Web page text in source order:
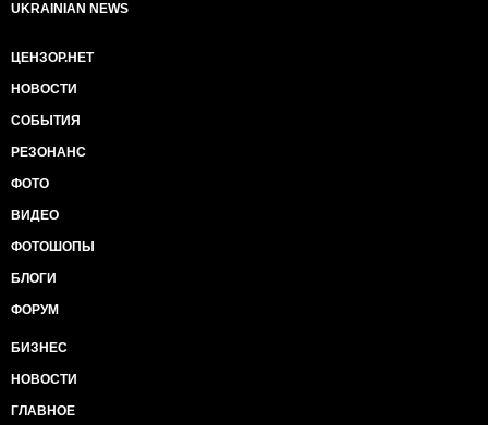
UKRAINIAN NEWS
ЦЕНЗОР.НЕТ
НОВОСТИ
СОБЫТИЯ
РЕЗОНАНС
ФОТО
ВИДЕО
ФОТОШОПЫ
БЛОГИ
ФОРУМ
БИЗНЕС
НОВОСТИ
ГЛАВНОЕ